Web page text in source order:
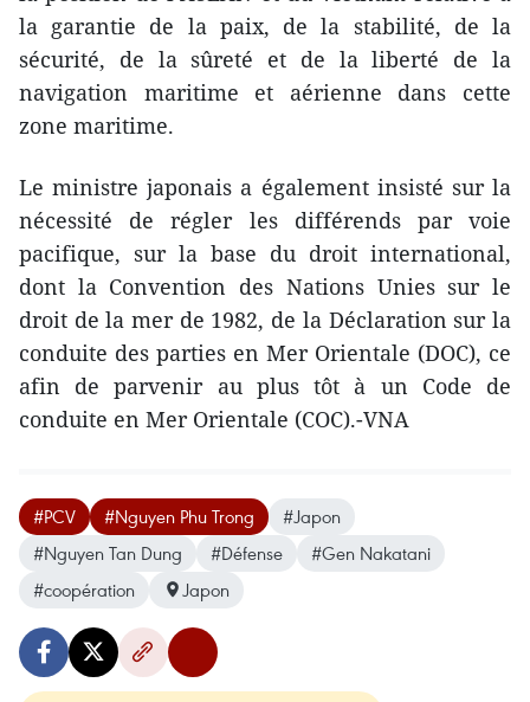
la garantie de la paix, de la stabilité, de la
sécurité, de la sûreté et de la liberté de la
navigation maritime et aérienne dans cette
zone maritime.
Le ministre japonais a également insisté sur la
nécessité de régler les différends par voie
pacifique, sur la base du droit international,
dont la Convention des Nations Unies sur le
droit de la mer de 1982, de la Déclaration sur la
conduite des parties en Mer Orientale (DOC), ce
afin de parvenir au plus tôt à un Code de
conduite en Mer Orientale (COC).-VNA
#PCV #Nguyen Phu Trong
#Japon
#Nguyen Tan Dung
#Défense
#Gen Nakatani
#coopération
Japon